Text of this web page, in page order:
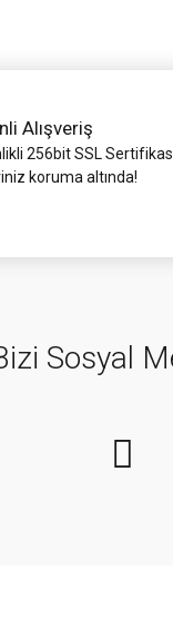
Alışveriş
256bit SSL
koruma altında!
Sosyal